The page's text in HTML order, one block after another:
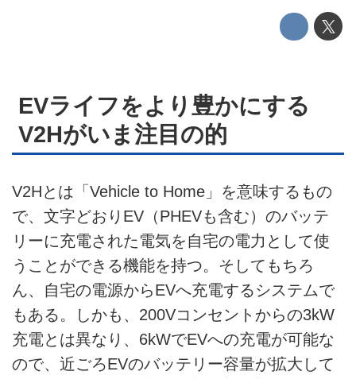
テクノロジー
このメディアについて
プライバシーポリシー
ライター名簿
お問い合せ
広告掲載について
EVライフをより豊かにする
V2Hがいま注目の的
V2Hとは「Vehicle to Home」を意味するもの
で、文字どおりEV（PHEVも含む）のバッテ
リーに充電された電気を自宅の電力として使
うことができる機能を持つ。そしてもちろ
ん、自宅の電源からEVへ充電するシステムで
もある。しかも、200Vコンセントからの3kW
充電とは異なり、6kWでEVへの充電が可能な
ので、近ごろEVのバッテリー容量が拡大して